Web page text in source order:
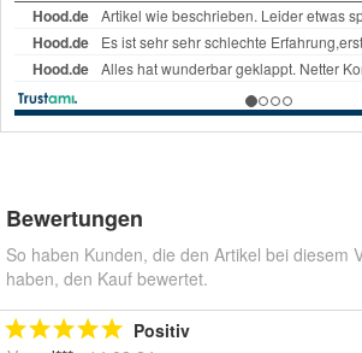
Bewertungen
So haben Kunden, die den Artikel bei diesem
haben, den Kauf bewertet.
Positiv